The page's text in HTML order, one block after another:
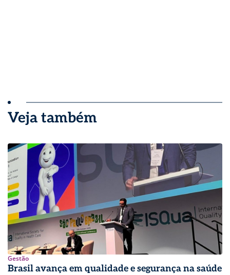
Veja também
Gestão
Brasil avança em qualidade e segurança na saúde